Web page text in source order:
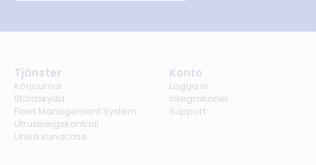
Tjänster
Körjournal
Stöldskydd
Fleet Management System
Utrustningskontroll
Unika kundcase
Konto
Logga in
Integrationer
Support